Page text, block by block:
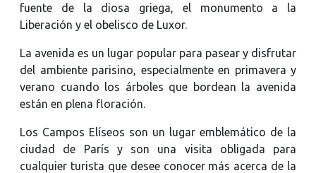
fuente de la diosa griega, el monumento a la
Liberación y el obelisco de Luxor.
La avenida es un lugar popular para pasear y disfrutar
del ambiente parisino, especialmente en primavera y
verano cuando los árboles que bordean la avenida
están en plena floración.
Los Campos Elíseos son un lugar emblemático de la
ciudad de París y son una visita obligada para
cualquier turista que desee conocer más acerca de la